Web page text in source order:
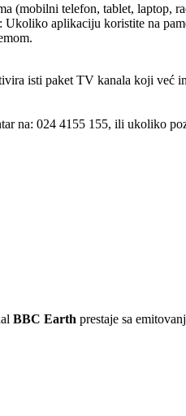
(mobilni telefon, tablet, laptop,
aplikaciju koristite na
isti paket TV kanala koji već
na: 024 4155 155, ili ukoliko
BBC Earth prestaje sa